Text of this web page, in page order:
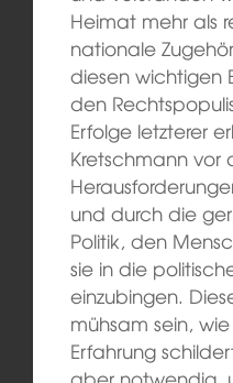
Heimat mehr als
nationale
diesen wichtigen
den
Erfolge letzterer
Kretschmann vor
und durch die
Politik, den
sie in die
einzubingen.
mühsam sein,
Erfahrung